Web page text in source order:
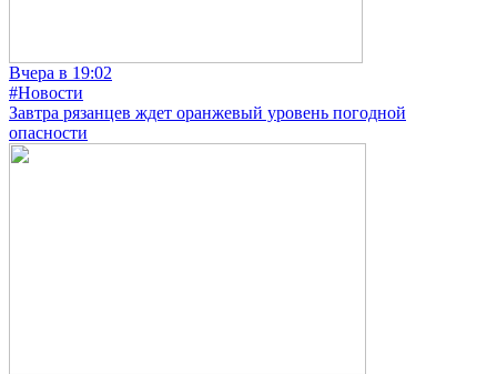
Вчера в 19:02
#Новости
Завтра рязанцев ждет оранжевый уровень погодной
опасности